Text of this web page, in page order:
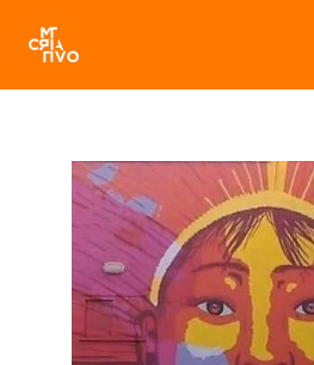
Pular
para